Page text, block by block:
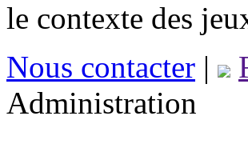
le contexte des
Nous contacter |
Administration